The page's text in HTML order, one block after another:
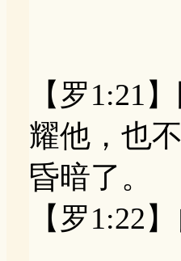
【罗1:21
耀他，也
昏暗了。
【罗1:22